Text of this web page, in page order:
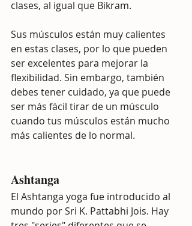
clases, al igual que Bikram.
Sus músculos están muy calientes
en estas clases, por lo que pueden
ser excelentes para mejorar la
flexibilidad. Sin embargo, también
debes tener cuidado, ya que puede
ser más fácil tirar de un músculo
cuando tus músculos están mucho
más calientes de lo normal.
Ashtanga
El Ashtanga yoga fue introducido al
mundo por Sri K. Pattabhi Jois. Hay